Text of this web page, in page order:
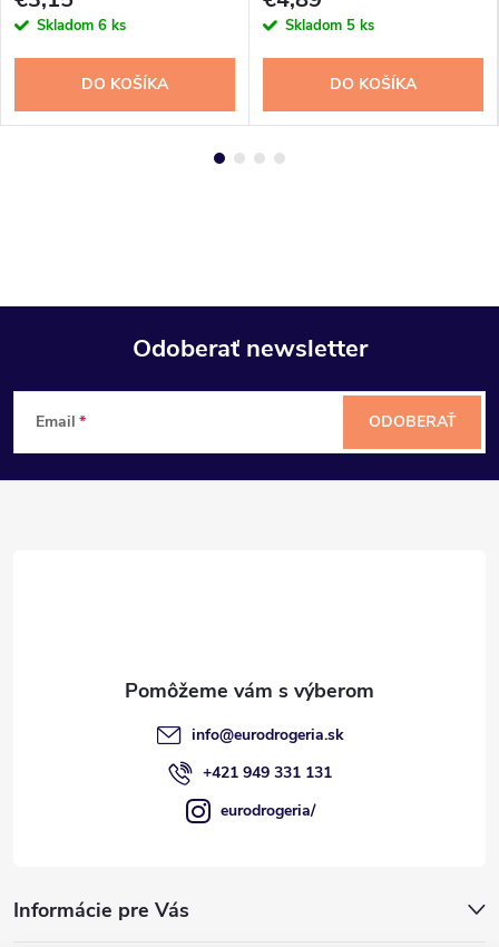
Skladom 6 ks
DO KOŠÍKA
Skladom 5 ks
DO KOŠÍKA
Z
á
Odoberať newsletter
Email ODOBERAŤ
Informácie pre Vás
info@eurodrogeria.sk
+421 949 331 131
eurodrogeria/